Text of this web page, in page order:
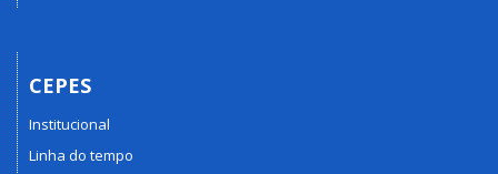
CEPES
Institucional
Linha do tempo